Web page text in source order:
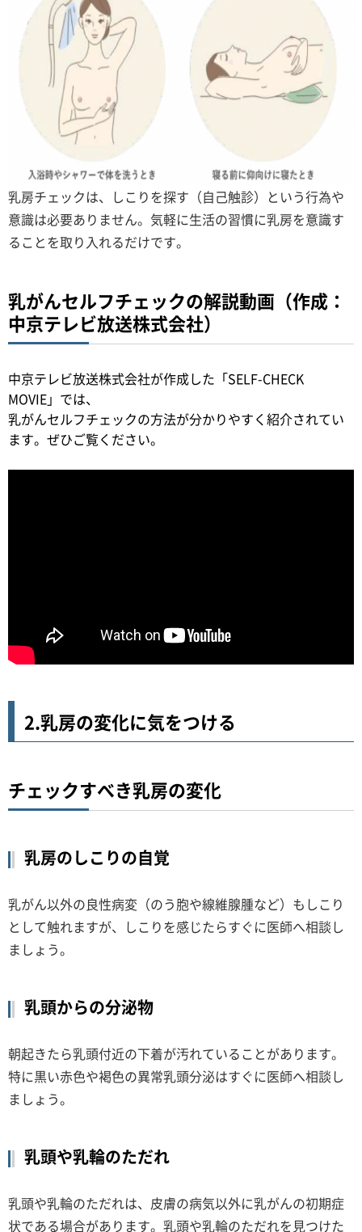
乳房チェックは、しこりを探す（自己触診）という行為や
意識は必要ありません。気軽に生活の習慣に乳房を意識す
ることを取り入れるだけです。
乳がんセルフチェックの解説動画（作成：
中京テレビ放送株式会社）
中京テレビ放送株式会社が作成した「SELF-CHECK
MOVIE」では、
乳がんセルフチェックの方法が分かりやすく紹介されてい
ます。ぜひご覧ください。
2.乳房の変化に気をつける
チェックすべき乳房の変化
乳房のしこりの自覚
乳がん以外の良性病変（のう胞や線維腺腫など）もしこり
として触れますが、しこりを感じたらすぐに医師へ相談し
ましょう。
乳頭からの分泌物
朝起きたら乳頭付近の下着が汚れていることがあります。
特に黒い赤色や褐色の異常乳頭分泌はすぐに医師へ相談し
ましょう。
乳頭や乳輪のただれ
乳頭や乳輪のただれは、皮膚の病気以外に乳がんの初期症
状である場合があります。乳頭や乳輪のただれを見つけた